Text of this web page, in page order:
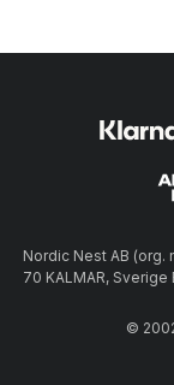
Nordic Nest AB
70 KALMAR,
©